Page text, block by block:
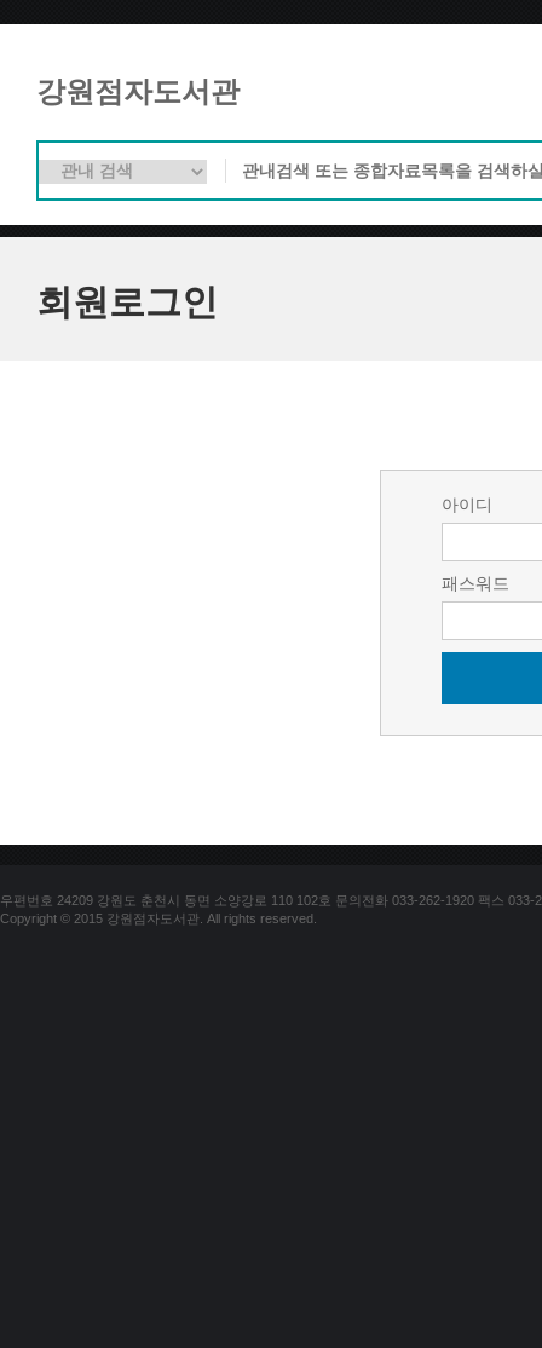
강원점자도서관
회원로그인
아이디
패스워드
우편번호 24209 강원도 춘천시 동면 소양강로 110 102호 문의전화 033-262-1920 팩스 033-
Copyright © 2015 강원점자도서관. All rights reserved.